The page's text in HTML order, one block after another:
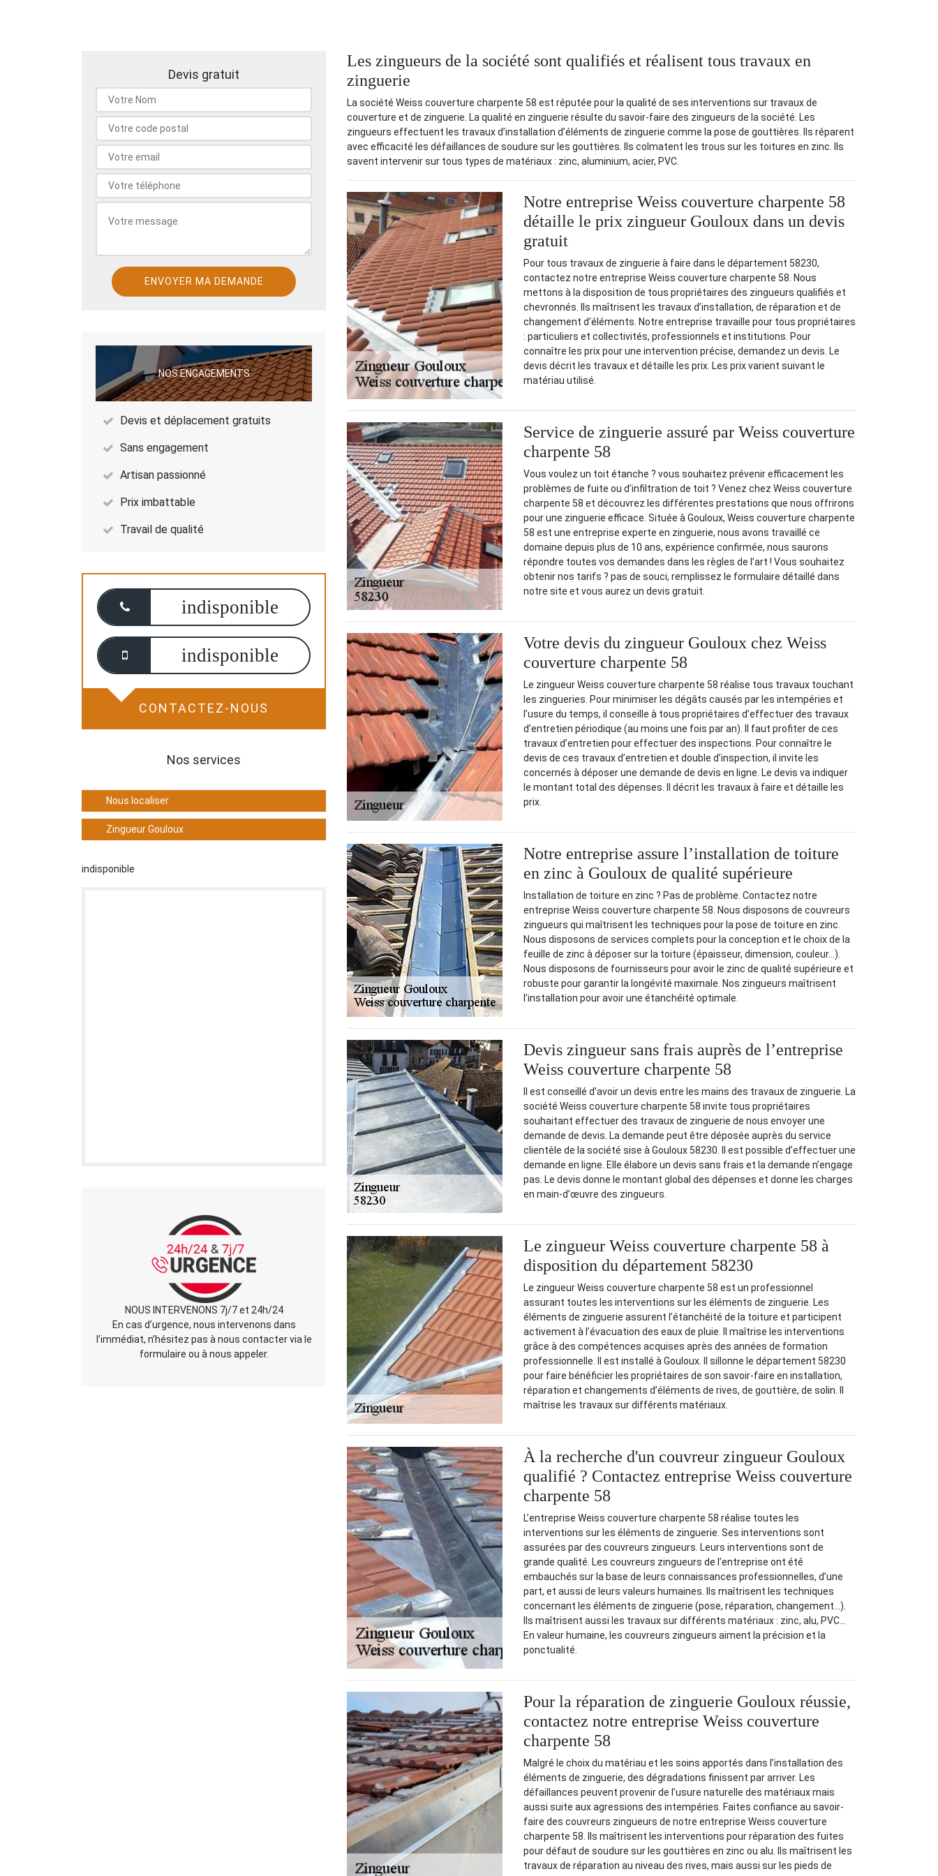
Devis gratuit
NOS ENGAGEMENTS
Devis et déplacement gratuits
Sans engagement
Artisan passionné
Prix imbattable
Travail de qualité
indisponible
indisponible
CONTACTEZ-NOUS
Nos services
Nous localiser
Zingueur Gouloux
indisponible
NOUS INTERVENONS 7j/7 et 24h/24
En cas d’urgence, nous intervenons dans
l’immédiat, n’hésitez pas à nous contacter via le
formulaire ou à nous appeler.
Les zingueurs de la société sont qualifiés et réalisent tous travaux en
zinguerie
La société Weiss couverture charpente 58 est réputée pour la qualité de ses interventions sur travaux de
couverture et de zinguerie. La qualité en zinguerie résulte du savoir-faire des zingueurs de la société. Les
zingueurs effectuent les travaux d’installation d’éléments de zinguerie comme la pose de gouttières. Ils réparent
avec efficacité les défaillances de soudure sur les gouttières. Ils colmatent les trous sur les toitures en zinc. Ils
savent intervenir sur tous types de matériaux : zinc, aluminium, acier, PVC.
Notre entreprise Weiss couverture charpente 58
détaille le prix zingueur Gouloux dans un devis
gratuit
Pour tous travaux de zinguerie à faire dans le département 58230,
contactez notre entreprise Weiss couverture charpente 58. Nous
mettons à la disposition de tous propriétaires des zingueurs qualifiés et
chevronnés. Ils maîtrisent les travaux d’installation, de réparation et de
changement d’éléments. Notre entreprise travaille pour tous propriétaires
: particuliers et collectivités, professionnels et institutions. Pour
connaître les prix pour une intervention précise, demandez un devis. Le
devis décrit les travaux et détaille les prix. Les prix varient suivant le
matériau utilisé.
Service de zinguerie assuré par Weiss couverture
charpente 58
Vous voulez un toit étanche ? vous souhaitez prévenir efficacement les
problèmes de fuite ou d’infiltration de toit ? Venez chez Weiss couverture
charpente 58 et découvrez les différentes prestations que nous offrirons
pour une zinguerie efficace. Située à Gouloux, Weiss couverture charpente
58 est une entreprise experte en zinguerie, nous avons travaillé ce
domaine depuis plus de 10 ans, expérience confirmée, nous saurons
répondre toutes vos demandes dans les règles de l’art ! Vous souhaitez
obtenir nos tarifs ? pas de souci, remplissez le formulaire détaillé dans
notre site et vous aurez un devis gratuit.
Votre devis du zingueur Gouloux chez Weiss
couverture charpente 58
Le zingueur Weiss couverture charpente 58 réalise tous travaux touchant
les zingueries. Pour minimiser les dégâts causés par les intempéries et
l’usure du temps, il conseille à tous propriétaires d’effectuer des travaux
d’entretien périodique (au moins une fois par an). Il faut profiter de ces
travaux d’entretien pour effectuer des inspections. Pour connaître le
devis de ces travaux d’entretien et double d’inspection, il invite les
concernés à déposer une demande de devis en ligne. Le devis va indiquer
le montant total des dépenses. Il décrit les travaux à faire et détaille les
prix.
Notre entreprise assure l’installation de toiture
en zinc à Gouloux de qualité supérieure
Installation de toiture en zinc ? Pas de problème. Contactez notre
entreprise Weiss couverture charpente 58. Nous disposons de couvreurs
zingueurs qui maîtrisent les techniques pour la pose de toiture en zinc.
Nous disposons de services complets pour la conception et le choix de la
feuille de zinc à déposer sur la toiture (épaisseur, dimension, couleur…).
Nous disposons de fournisseurs pour avoir le zinc de qualité supérieure et
robuste pour garantir la longévité maximale. Nos zingueurs maîtrisent
l’installation pour avoir une étanchéité optimale.
Devis zingueur sans frais auprès de l’entreprise
Weiss couverture charpente 58
Il est conseillé d’avoir un devis entre les mains des travaux de zinguerie. La
société Weiss couverture charpente 58 invite tous propriétaires
souhaitant effectuer des travaux de zinguerie de nous envoyer une
demande de devis. La demande peut être déposée auprès du service
clientèle de la société sise à Gouloux 58230. Il est possible d’effectuer une
demande en ligne. Elle élabore un devis sans frais et la demande n’engage
pas. Le devis donne le montant global des dépenses et donne les charges
en main-d’œuvre des zingueurs.
Le zingueur Weiss couverture charpente 58 à
disposition du département 58230
Le zingueur Weiss couverture charpente 58 est un professionnel
assurant toutes les interventions sur les éléments de zinguerie. Les
éléments de zinguerie assurent l’étanchéité de la toiture et participent
activement à l’évacuation des eaux de pluie. Il maîtrise les interventions
grâce à des compétences acquises après des années de formation
professionnelle. Il est installé à Gouloux. Il sillonne le département 58230
pour faire bénéficier les propriétaires de son savoir-faire en installation,
réparation et changements d’éléments de rives, de gouttière, de solin. Il
maîtrise les travaux sur différents matériaux.
À la recherche d'un couvreur zingueur Gouloux
qualifié ? Contactez entreprise Weiss couverture
charpente 58
L’entreprise Weiss couverture charpente 58 réalise toutes les
interventions sur les éléments de zinguerie. Ses interventions sont
assurées par des couvreurs zingueurs. Leurs interventions sont de
grande qualité. Les couvreurs zingueurs de l’entreprise ont été
embauchés sur la base de leurs connaissances professionnelles, d’une
part, et aussi de leurs valeurs humaines. Ils maîtrisent les techniques
concernant les éléments de zinguerie (pose, réparation, changement…).
Ils maîtrisent aussi les travaux sur différents matériaux : zinc, alu, PVC…
En valeur humaine, les couvreurs zingueurs aiment la précision et la
ponctualité.
Pour la réparation de zinguerie Gouloux réussie,
contactez notre entreprise Weiss couverture
charpente 58
Malgré le choix du matériau et les soins apportés dans l’installation des
éléments de zinguerie, des dégradations finissent par arriver. Les
défaillances peuvent provenir de l’usure naturelle des matériaux mais
aussi suite aux agressions des intempéries. Faites confiance au savoir-
faire des couvreurs zingueurs de notre entreprise Weiss couverture
charpente 58. Ils maîtrisent les interventions pour réparation des fuites
pour défaut de soudure sur les gouttières en zinc ou alu. Ils maîtrisent les
travaux de réparation au niveau des rives, mais aussi sur les pieds de